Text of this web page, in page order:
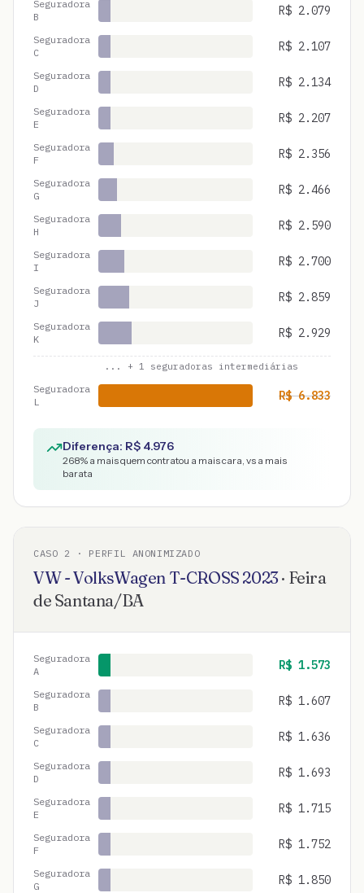
Seguradora
B
R$ 2.079
Seguradora
C
R$ 2.107
Seguradora
D
R$ 2.134
Seguradora
E
R$ 2.207
Seguradora
F
R$ 2.356
Seguradora
G
R$ 2.466
Seguradora
H
R$ 2.590
Seguradora
I
R$ 2.700
Seguradora
J
R$ 2.859
Seguradora
K
R$ 2.929
... + 1 seguradoras intermediárias
Seguradora
L
R$6.833
Diferença: R$ 4.976
268% a mais quem contratou a mais cara, vs a mais
barata
CASO 2 · PERFIL ANONIMIZADO
VW - VolksWagen T-CROSS 2023· Feira
de Santana/BA
Seguradora
A
R$ 1.573
Seguradora
B
R$ 1.607
Seguradora
C
R$ 1.636
Seguradora
D
R$ 1.693
Seguradora
E
R$ 1.715
Seguradora
F
R$ 1.752
Seguradora
G
R$ 1.850